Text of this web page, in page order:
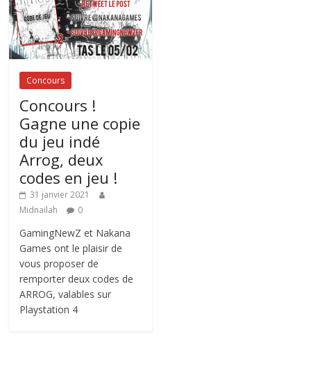
Concours
Concours !
Gagne une copie
du jeu indé
Arrog, deux
codes en jeu !
31 janvier 2021
Midnailah
0
GamingNewZ et Nakana
Games ont le plaisir de
vous proposer de
remporter deux codes de
ARROG, valables sur
Playstation 4